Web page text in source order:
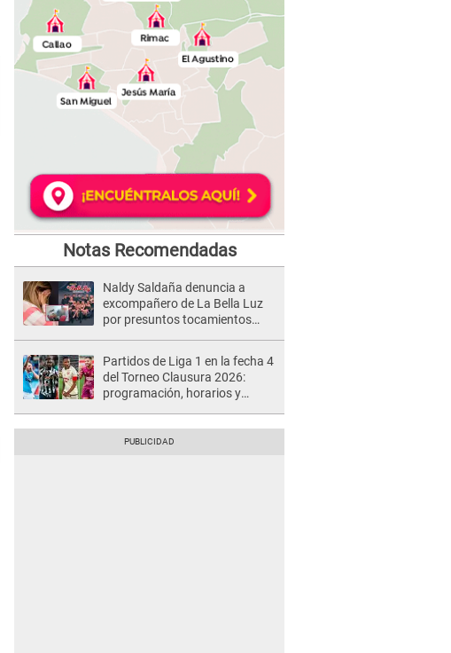
Notas Recomendadas
Naldy Saldaña denuncia a
excompañero de La Bella Luz
por presuntos tocamientos
Partidos de Liga 1 en la fecha 4
del Torneo Clausura 2026:
programación, horarios y